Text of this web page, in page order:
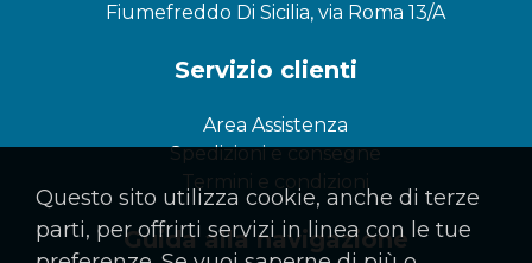
Fiumefreddo Di Sicilia, via Roma 13/A
Servizio clienti
Area Assistenza
Spedizioni e consegne
Termini e condizioni
Guida alla navigazione
Questo sito utilizza cookie, anche di terze
parti, per offrirti servizi in linea con le tue